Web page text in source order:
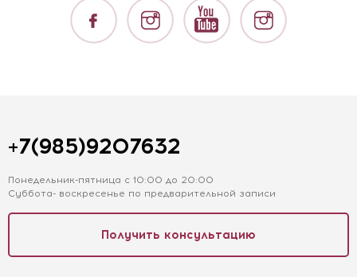
+7(985)9207632
Понедельник-пятница с 10:00 до 20:00
Суббота- воскресенье по предварительной записи
Получить консультацию